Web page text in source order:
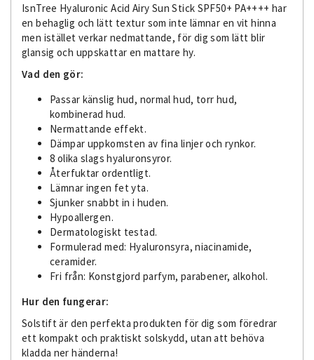
IsnTree Hyaluronic Acid Airy Sun Stick SPF50+ PA++++ har
en behaglig och lätt textur som inte lämnar en vit hinna
men istället verkar nedmattande, för dig som lätt blir
glansig och uppskattar en mattare hy.
Vad den gör:
Passar känslig hud, normal hud, torr hud,
kombinerad hud.
Nermattande effekt.
Dämpar uppkomsten av fina linjer och rynkor.
8 olika slags hyaluronsyror.
Återfuktar ordentligt.
Lämnar ingen fet yta.
Sjunker snabbt in i huden.
Hypoallergen.
Dermatologiskt testad.
Formulerad med: Hyaluronsyra, niacinamide,
ceramider.
Fri från: Konstgjord parfym, parabener, alkohol.
Hur den fungerar:
Solstift är den perfekta produkten för dig som föredrar
ett kompakt och praktiskt solskydd, utan att behöva
kladda ner händerna!